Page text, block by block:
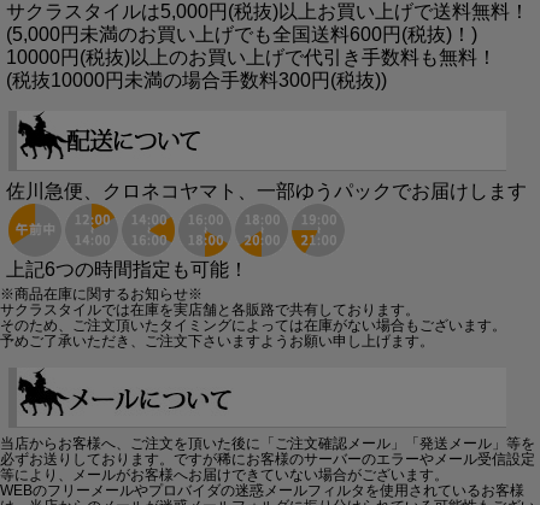
サクラスタイルは5,000円(税抜)以上お買い上げで送料無料！
(5,000円未満のお買い上げでも全国送料600円(税抜)！)
10000円(税抜)以上のお買い上げで代引き手数料も無料！
(税抜10000円未満の場合手数料300円(税抜))
佐川急便、クロネコヤマト、一部ゆうパックでお届けします
上記6つの時間指定も可能！
※商品在庫に関するお知らせ※
サクラスタイルでは在庫を実店舗と各販路で共有しております。
そのため、ご注文頂いたタイミングによっては在庫がない場合もございます。
予めご了承いただき、ご注文下さいますようお願い申し上げます。
当店からお客様へ、ご注文を頂いた後に「ご注文確認メール」「発送メール」等を
必ずお送りしております。ですが稀にお客様のサーバーのエラーやメール受信設定
等により、メールがお客様へお届けできていない場合がございます。
WEBのフリーメールやプロバイダの迷惑メールフィルタを使用されているお客様